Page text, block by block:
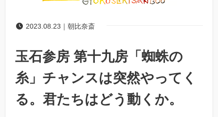
2023.08.23｜朝比奈斎
玉石参房 第十九房「蜘蛛の
糸」チャンスは突然やってく
る。君たちはどう動くか。